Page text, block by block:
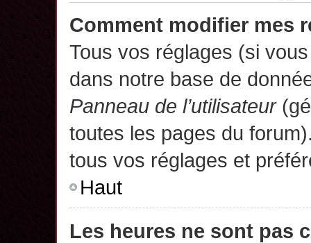
Comment modifier mes
Tous vos réglages (si
dans notre base de
Panneau de l’utilisateur
toutes les pages du
tous vos réglages et
Haut
Les heures ne sont pas